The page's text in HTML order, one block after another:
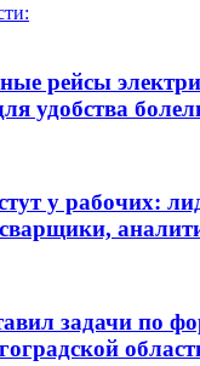
рейсы
удобства
у рабочих:
задачи по